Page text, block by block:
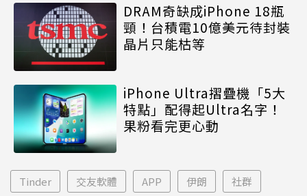
DRAM奇缺成iPhone 18瓶
頸！台積電10億美元待封裝
晶片只能枯等
iPhone Ultra摺疊機「5大
特點」配得起Ultra名字！
果粉看完更心動
Tinder 交友軟體 APP 伊朗 社群